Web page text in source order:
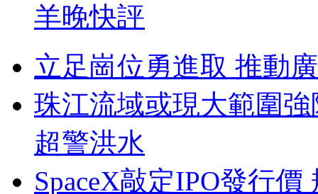
立足崗位勇進取 推動
珠江流域或現大範圍
超警洪水
SpaceX敲定IPO發行